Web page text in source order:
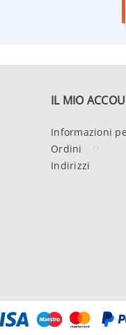
IL MIO
Informazioni
Ordini
Indirizzi